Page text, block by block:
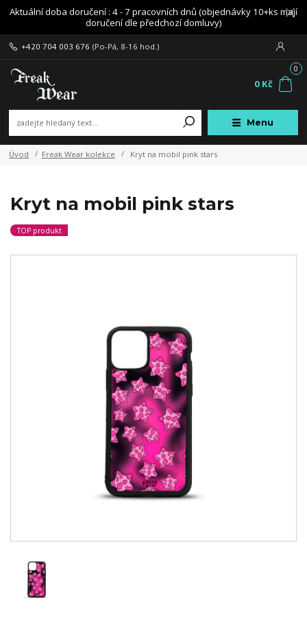
Aktuální doba doručení : 4 - 7 pracovních dnů (objednávky 10+ks mají
doručení dle předchozí domluvy)
Menu
+420 704 003 676 (Po-Pá, 8-16 hod.)
0
0 Kč
Úvod Freak Wear kolekce Kryt na mobil pink stars
Kryt na mobil pink stars
TOP produkt